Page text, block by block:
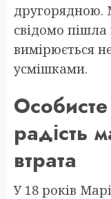
другорядною.
свідомо пішла
вимірюється
усмішками.
радість
втрата
У 18 років